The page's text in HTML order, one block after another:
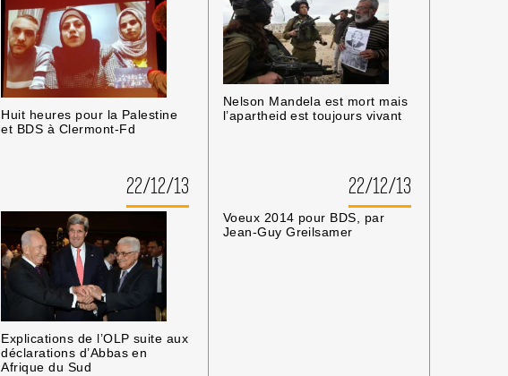
Huit heures pour la Palestine
et BDS à Clermont-Fd
Nelson Mandela est mort mais
l’apartheid est toujours vivant
22/12/13
Explications de l’OLP suite aux
déclarations d’Abbas en
Afrique du Sud
22/12/13
Voeux 2014 pour BDS, par
Jean-Guy Greilsamer